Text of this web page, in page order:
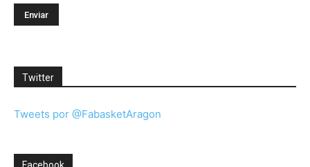
Twitter
Tweets por @FabasketAragon